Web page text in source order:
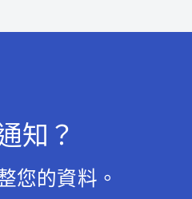
知？
您的資料。